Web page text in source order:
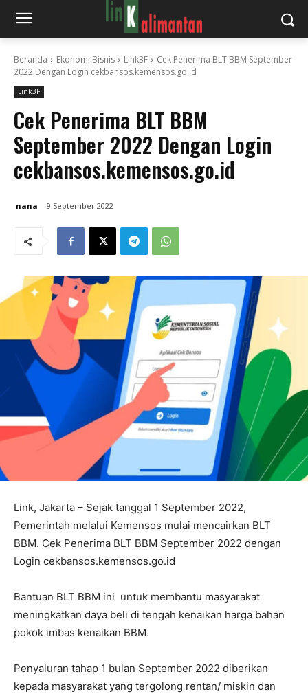
Beranda Ekonomi Bisnis Link3F
Cek Penerima BLT BBM September
2022 Dengan Login cekbansos.kemensos.go.id
Link3F
Cek Penerima BLT BBM
September 2022 Dengan Login
cekbansos.kemensos.go.id
nana 9 September 2022
Link, Jakarta – Sejak tanggal 1 September 2022,
Pemerintah melalui Kemensos mulai mencairkan BLT
BBM. Cek Penerima BLT BBM September 2022 dengan
Login cekbansos.kemensos.go.id
Bantuan BLT BBM ini untuk membantu masyarakat
meningkatkan daya beli di tengah kenaikan harga bahan
pokok imbas kenaikan BBM.
Penyaluran tahap 1 bulan September 2022 diberikan
kepada masyarakat yang tergolong rentan/ miskin dan